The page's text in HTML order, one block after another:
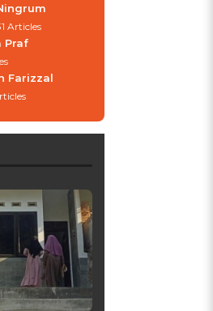
Articles
Praf
Farizzal